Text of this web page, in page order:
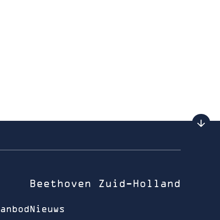
Beethoven Zuid-Holland
Nieuws